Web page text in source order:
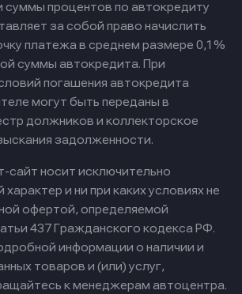
суммы процентов по автокредиту
за собой право начислить
платежа в среднем размере 0,1%
суммы автокредита. При
погашения автокредита
могут быть переданы в
должников и коллекторское
задолженности.
сайт носит исключительно
и ни при каких условиях не
офертой, определяемой
437 Гражданского кодекса РФ.
информации о наличии и
товаров и (или) услуг,
к менеджерам автоцентра.